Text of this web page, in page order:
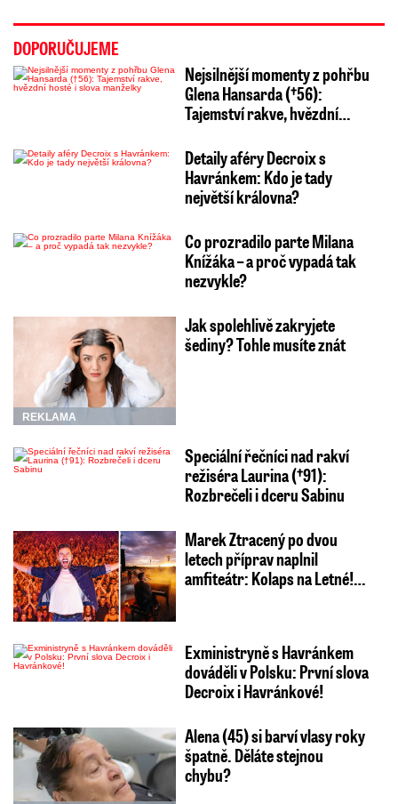
DOPORUČUJEME
Nejsilnější momenty z pohřbu
Glena Hansarda (†56):
Tajemství rakve, hvězdní…
Detaily aféry Decroix s
Havránkem: Kdo je tady
největší královna?
Co prozradilo parte Milana
Knížáka – a proč vypadá tak
nezvykle?
REKLAMA
Jak spolehlivě zakryjete
šediny? Tohle musíte znát
Speciální řečníci nad rakví
režiséra Laurina (†91):
Rozbrečeli i dceru Sabinu
Marek Ztracený po dvou
letech příprav naplnil
amfiteátr: Kolaps na Letné!…
Exministryně s Havránkem
dováděli v Polsku: První slova
Decroix i Havránkové!
Alena (45) si barví vlasy roky
špatně. Děláte stejnou
chybu?